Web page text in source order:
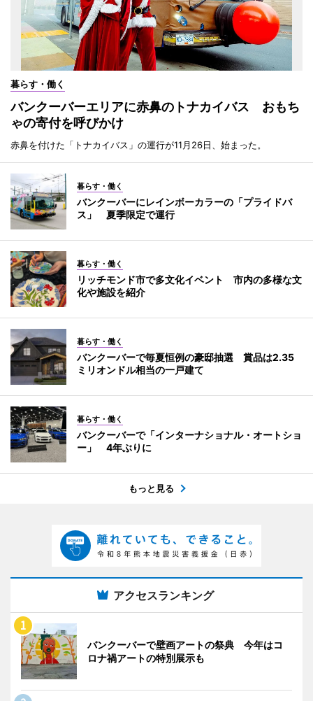
暮らす・働く
バンクーバーエリアに赤鼻のトナカイバス おもち
ゃの寄付を呼びかけ
赤鼻を付けた「トナカイバス」の運行が11月26日、始まった。
暮らす・働く
バンクーバーにレインボーカラーの「プライドバ
ス」 夏季限定で運行
暮らす・働く
リッチモンド市で多文化イベント 市内の多様な文
化や施設を紹介
暮らす・働く
バンクーバーで毎夏恒例の豪邸抽選 賞品は2.35
ミリオンドル相当の一戸建て
暮らす・働く
バンクーバーで「インターナショナル・オートショ
ー」 4年ぶりに
もっと見る
アクセスランキング
バンクーバーで壁画アートの祭典 今年はコ
ロナ禍アートの特別展示も